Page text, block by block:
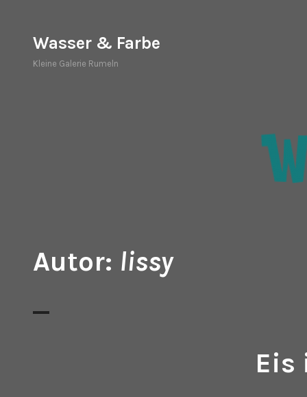
springen
Wasser & Farbe
Kleine Galerie Rumeln
Autor: lissy
Eis